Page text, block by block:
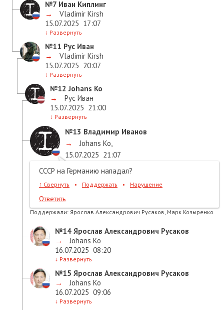
№7 Иван Киплинг
→
Vladimir Kirsh
15.07.2025 17:07
↓ Развернуть
№11 Рус Иван
→
Vladimir Kirsh
15.07.2025 20:07
↓ Развернуть
№12 Johans Ko
→
Рус Иван
15.07.2025 21:00
↓ Развернуть
№13 Владимир Иванов
→
Johans Ko,
15.07.2025 21:07
СССР на Германию нападал?
↑ Свернуть • Поддержать • Нарушение
Ответить
Поддержали: Ярослав Александрович Русаков, Марк Козыренко
№14 Ярослав Александрович Русаков
→
Johans Ko
16.07.2025 08:20
↓ Развернуть
№15 Ярослав Александрович Русаков
→
Johans Ko
16.07.2025 09:06
↓ Развернуть